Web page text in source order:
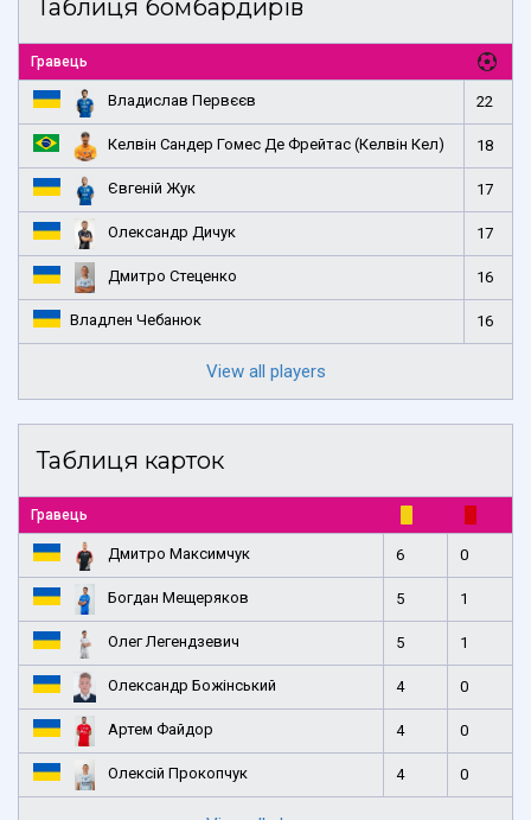
Таблиця бомбардирів
Гравець
Владислав Первєєв 22
Келвін Сандер Гомес Де Фрейтас (Келвін Кел) 18
Євгеній Жук 17
Олександр Дичук 17
Дмитро Стеценко 16
Владлен Чебанюк 16
View all players
Таблиця карток
Гравець
Дмитро Максимчук 6 0
Богдан Мещеряков 5 1
Олег Легендзевич 5 1
Олександр Божінський 4 0
Артем Файдор 4 0
Олексій Прокопчук 4 0